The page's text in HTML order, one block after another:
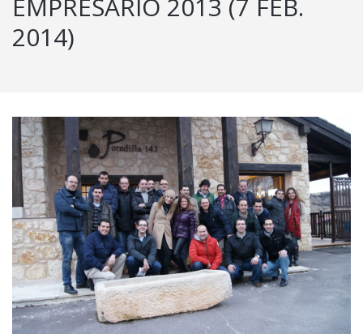
EMPRESARIO 2013 (7 FEB.
2014)